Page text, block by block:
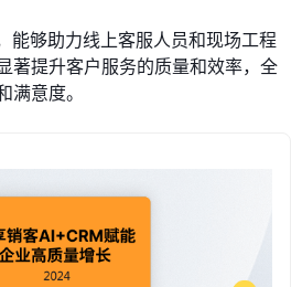
能够助力线上客服人员和现场工程
著提升客户服务的质量和效率，全
意度。